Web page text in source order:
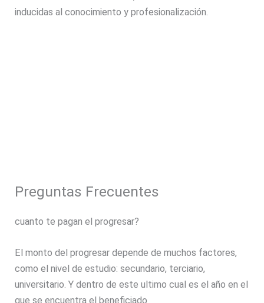
inducidas al conocimiento y profesionalización.
Preguntas Frecuentes
cuanto te pagan el progresar?
El monto del progresar depende de muchos factores,
como el nivel de estudio: secundario, terciario,
universitario. Y dentro de este ultimo cual es el año en el
que se encuentra el beneficiado